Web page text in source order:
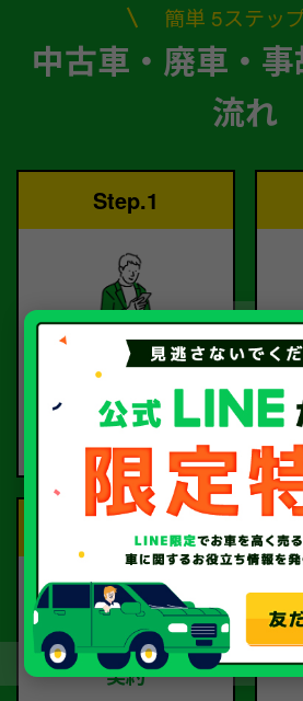
簡単 5ステッ
中古車・廃車・
流れ
Step.1
ご依頼
お電話または査定フォー
ムより
査
お
す
Step.3
契約